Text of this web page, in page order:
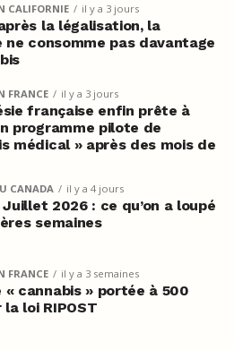
CALIFORNIE il y a 3 jours
la légalisation, la
ne consomme pas davantage
FRANCE il y a 3 jours
française enfin prête à
programme pilote de
médical » après des mois de
CANADA il y a 4 jours
2026 : ce qu’on a loupé
semaines
FRANCE il y a 3 semaines
« cannabis » portée à 500
la loi RIPOST